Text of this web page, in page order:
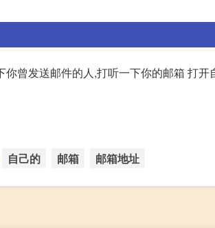
曾发送邮件的人,打听一下你的邮箱 打
自己的 邮箱 邮箱地址